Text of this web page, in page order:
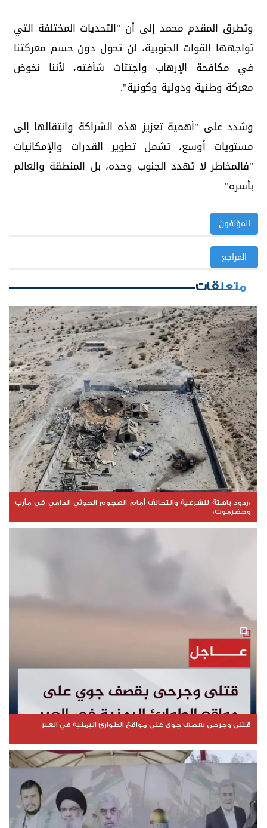
وتطرق المقدم محمد إلى أن "التحديات المختلفة التي
تواجهها القوات الجنوبية، لن تحول دون حسم معركتنا
في مكافحة الإرهاب واجتثاث شأفته، لأننا نخوض
معركة وطنية ودولية وكونية".
وشدد على "أهمية تعزيز هذه الشراكة وانتقالها إلى
مستويات أوسع، تشمل تطوير القدرات والإمكانيات
"فالمخاطر لا تهدد الجنوب وحده، بل المنطقة والعالم
بأسره"
المؤلفون
المراجع
متعلقات
*ردود باهتة للشرعية والتحالف أمام الهجوم الحوثي الدامي في مأرب
وحضرموت*
قتلى وجرحى بقصف جوي على مواقع الطوارئ اليمنية في العبر